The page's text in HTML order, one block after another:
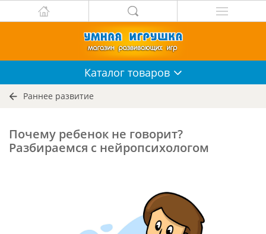
Каталог товаров
Раннее развитие
Почему ребенок не говорит?
Разбираемся с нейропсихологом